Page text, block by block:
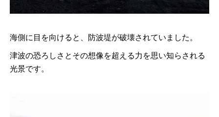
海側に目を向けると、防波堤が破壊されていました。
津波の恐ろしさとその想像を超える力を思い知らされる
光景です。